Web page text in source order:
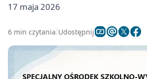
17 maja 2026
6 min czytania Udostępnij